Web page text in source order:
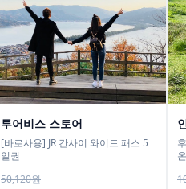
투어비스 스토어
[바로사용] JR 간사이 와이드 패스 5
일권
50,120원